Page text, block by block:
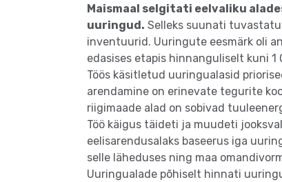
Maismaal selgitati eelvaliku
uuringud. Selleks suunati
inventuurid. Uuringute eesmärk oli
edasises etapis hinnanguliselt kuni
Töös käsitletud uuringualasid
arendamine on erinevate tegurite
riigimaade alad on sobivad
Töö käigus täideti ja muudeti
eelisarendusalaks baseerus iga
selle läheduses ning maa
Uuringualade põhiselt hinnati